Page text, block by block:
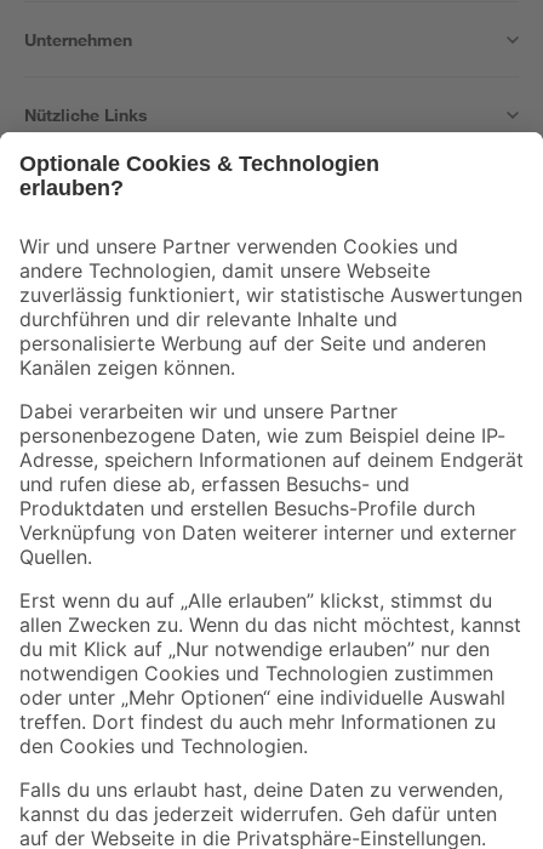
Unternehmen
Nützliche Links
Der toom Newsletter: Keine Angebote und Aktionen mehr verpassen!
Zur Newsletter Anmeldung
Folge uns
Zahlungsarten Versandarten
Sicher einkaufen
Jetzt die toom-App herunterladen
Alle Preisangaben in EUR inkl. gesetzl. MwSt.. Die dargestellten Angebote sind unter
Umständen nicht in allen Märkten verfügbar. Die angegebenen Verfügbarkeiten beziehen